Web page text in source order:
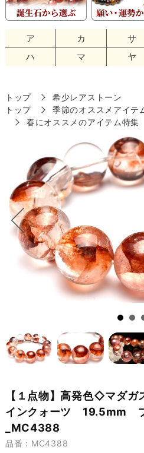
ア カ サ
ハ
マ ヤ
トップ
希少レアストーン
トップ
季節のオススメアイテ
春にオススメのアイテム特集
【１点物】高発色◇マダガ
インクォーツ 19.5mm
_MC4388
品番：MC4388